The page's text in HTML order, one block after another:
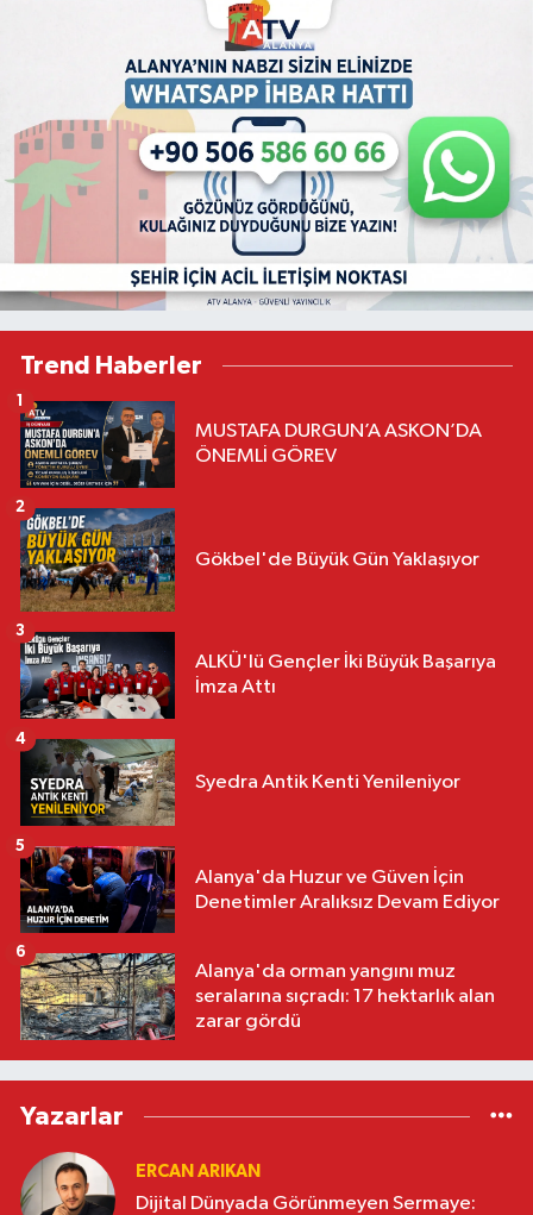
Trend Haberler
MUSTAFA DURGUN’A ASKON’DA
ÖNEMLİ GÖREV
1
Gökbel'de Büyük Gün Yaklaşıyor
2
ALKÜ'lü Gençler İki Büyük Başarıya
İmza Attı
3
Syedra Antik Kenti Yenileniyor
4
Alanya'da Huzur ve Güven İçin
Denetimler Aralıksız Devam Ediyor
5
Alanya'da orman yangını muz
seralarına sıçradı: 17 hektarlık alan
zarar gördü
6
Yazarlar
ERCAN ARIKAN
Dijital Dünyada Görünmeyen Sermaye: